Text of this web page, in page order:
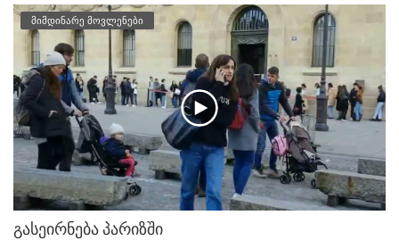
მიმდინარე მოვლენები
გასეირნება პარიზში